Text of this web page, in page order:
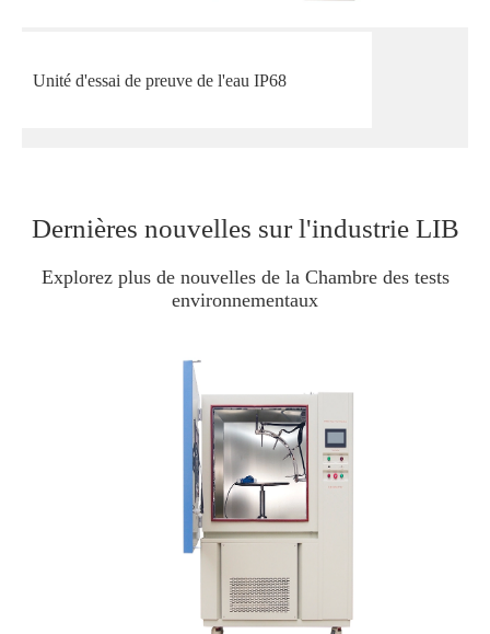
Unité d'essai de preuve de l'eau IP68
Dernières nouvelles sur l'industrie LIB
Explorez plus de nouvelles de la Chambre des tests
environnementaux